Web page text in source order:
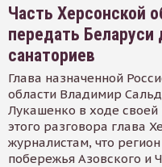
Часть Херсонской
передать Беларуси
санаториев
Глава назначенной
области Владимир
Лукашенко в ходе
этого разговора глава
журналистам, что
побережья Азовского и